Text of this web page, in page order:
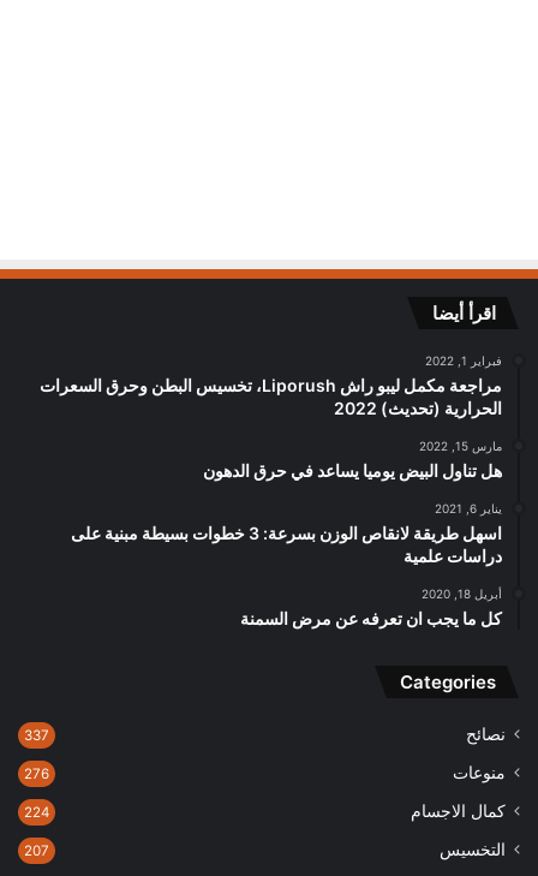
اقرأ أيضا
فبراير 1, 2022
مراجعة مكمل ليبو راش Liporush، تخسيس البطن وحرق السعرات
الحرارية (تحديث) 2022
مارس 15, 2022
هل تناول البيض يوميا يساعد في حرق الدهون
يناير 6, 2021
اسهل طريقة لانقاص الوزن بسرعة: 3 خطوات بسيطة مبنية على
دراسات علمية
أبريل 18, 2020
كل ما يجب ان تعرفه عن مرض السمنة
Categories
نصائح 337
منوعات 276
كمال الاجسام 224
التخسيس 207